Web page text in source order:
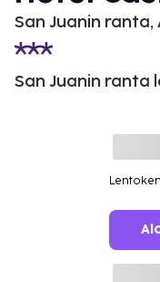
San Juanin ranta,
San Juanin ranta